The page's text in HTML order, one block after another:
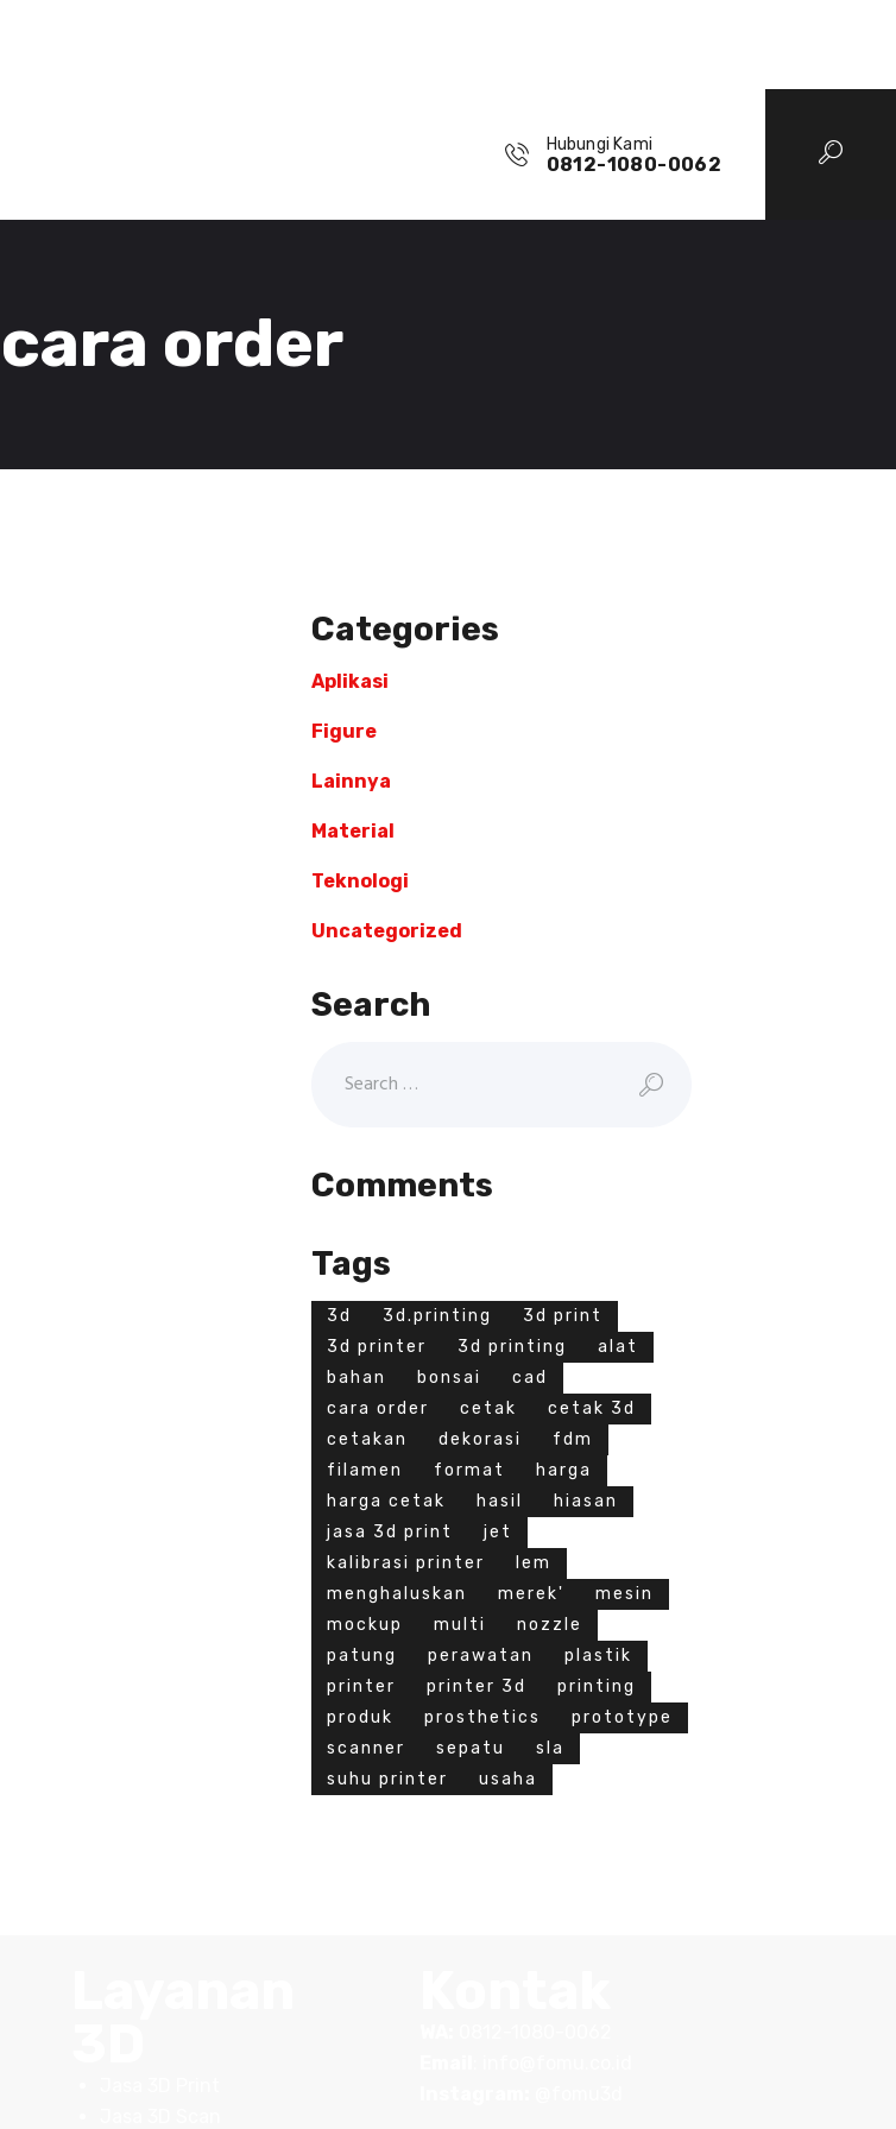
Hubungi Kami
0812-1080-0062
order
Categories
Aplikasi
Figure
Lainnya
Material
Teknologi
Uncategorized
Search
Comments
Tags
3d 3d.printing
3d print
3d printer
3d printing
alat
bahan
bonsai
cad
cara order
cetak
cetak 3d
cetakan
dekorasi
fdm
filamen
format
harga
harga cetak
hasil
hiasan
jasa 3d print
jet
kalibrasi printer
lem
menghaluskan
merek'
mesin
mockup
multi
nozzle
patung
perawatan
plastik
printer
printer 3d
printing
produk
prosthetics
prototype
scanner
sepatu
sla
suhu printer
usaha